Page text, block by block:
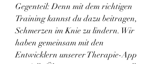
Gegenteil: Denn mit dem richtigen
Training kannst du dazu beitragen,
Schmerzen im Knie zu lindern. Wir
haben gemeinsam mit den
Entwicklern unserer Therapie-App